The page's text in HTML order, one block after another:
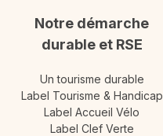
Notre démarche
durable et RSE
Un tourisme durable
Label Tourisme & Handicap
Label Accueil Vélo
Label Clef Verte